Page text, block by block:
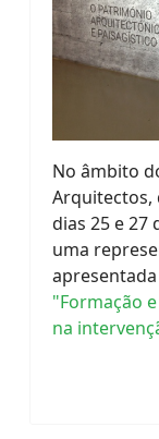
No âmbito
Arquitectos,
dias 25 e
uma
"Formação
na